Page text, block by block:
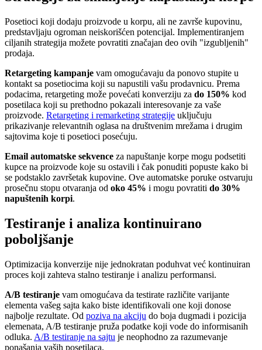
Posetioci koji dodaju proizvode u korpu, ali ne završe kupovinu,
predstavljaju ogroman neiskorišćen potencijal. Implementiranjem
ciljanih strategija možete povratiti značajan deo ovih "izgubljenih"
prodaja.
Retargeting kampanje vam omogućavaju da ponovo stupite u
kontakt sa posetiocima koji su napustili vašu prodavnicu. Prema
podacima, retargeting može povećati konverziju za do 150% kod
posetilaca koji su prethodno pokazali interesovanje za vaše
proizvode. Retargeting i remarketing strategije uključuju
prikazivanje relevantnih oglasa na društvenim mrežama i drugim
sajtovima koje ti posetioci posećuju.
Email automatske sekvence za napuštanje korpe mogu podsetiti
kupce na proizvode koje su ostavili i čak ponuditi popuste kako bi
se podstaklo završetak kupovine. Ove automatske poruke ostvaruju
prosečnu stopu otvaranja od oko 45% i mogu povratiti do 30%
napuštenih korpi.
Testiranje i analiza kontinuirano
poboljšanje
Optimizacija konverzije nije jednokratan poduhvat već kontinuiran
proces koji zahteva stalno testiranje i analizu performansi.
A/B testiranje vam omogućava da testirate različite varijante
elementa vašeg sajta kako biste identifikovali one koji donose
najbolje rezultate. Od poziva na akciju do boja dugmadi i pozicija
elemenata, A/B testiranje pruža podatke koji vode do informisanih
odluka. A/B testiranje na sajtu je neophodno za razumevanje
ponašanja vaših posetilaca.